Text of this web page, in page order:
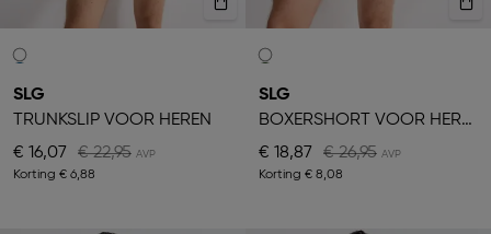
SLG
TRUNKSLIP VOOR HEREN
€ 16,07
€ 22,95
Korting € 6,88
SLG
BOXERSHORT VOOR HEREN
€ 18,87
€ 26,95
Korting € 8,08